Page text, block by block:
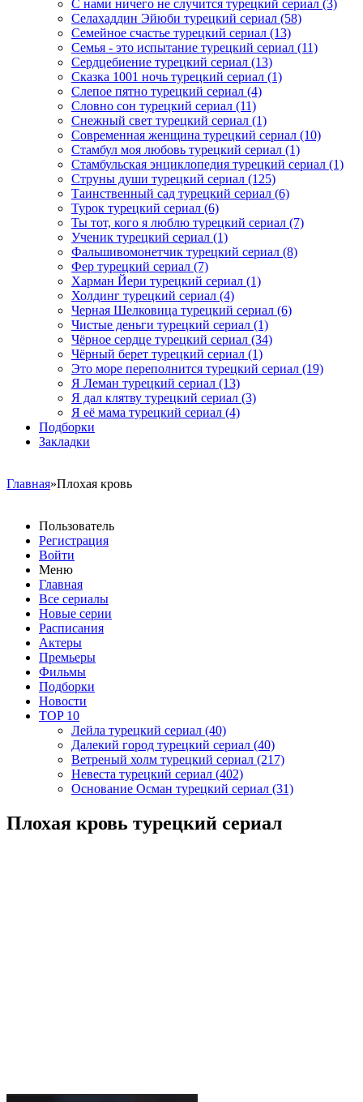
С нами ничего не случится турецкий сериал (3)
Селахаддин Эйюби турецкий сериал (58)
Семейное счастье турецкий сериал (13)
Семья - это испытание турецкий сериал (11)
Сердцебиение турецкий сериал (13)
Сказка 1001 ночь турецкий сериал (1)
Слепое пятно турецкий сериал (4)
Словно сон турецкий сериал (11)
Снежный свет турецкий сериал (1)
Современная женщина турецкий сериал (10)
Стамбул моя любовь турецкий сериал (1)
Стамбульская энциклопедия турецкий сериал (1)
Струны души турецкий сериал (125)
Таинственный сад турецкий сериал (6)
Турок турецкий сериал (6)
Ты тот, кого я люблю турецкий сериал (7)
Ученик турецкий сериал (1)
Фальшивомонетчик турецкий сериал (8)
Фер турецкий сериал (7)
Харман Йери турецкий сериал (1)
Холдинг турецкий сериал (4)
Черная Шелковица турецкий сериал (6)
Чистые деньги турецкий сериал (1)
Чёрное сердце турецкий сериал (34)
Чёрный берет турецкий сериал (1)
Это море переполнится турецкий сериал (19)
Я Леман турецкий сериал (13)
Я дал клятву турецкий сериал (3)
Я её мама турецкий сериал (4)
Подборки
Закладки
Главная»Плохая кровь
Пользователь
Регистрация
Войти
Меню
Главная
Все сериалы
Новые серии
Расписания
Актеры
Премьеры
Фильмы
Подборки
Новости
TOP 10
Лейла турецкий сериал (40)
Далекий город турецкий сериал (40)
Ветреный холм турецкий сериал (217)
Невеста турецкий сериал (402)
Основание Осман турецкий сериал (31)
Плохая кровь турецкий сериал